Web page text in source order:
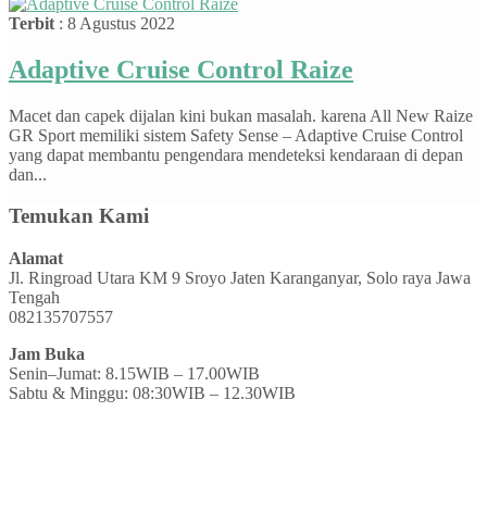
Terbit : 8 Agustus 2022
Adaptive Cruise Control Raize
Macet dan capek dijalan kini bukan masalah. karena All New Raize
GR Sport memiliki sistem Safety Sense – Adaptive Cruise Control
yang dapat membantu pengendara mendeteksi kendaraan di depan
dan...
Temukan Kami
Alamat
Jl. Ringroad Utara KM 9 Sroyo Jaten Karanganyar, Solo raya Jawa
Tengah
082135707557
Jam Buka
Senin–Jumat: 8.15WIB – 17.00WIB
Sabtu & Minggu: 08:30WIB – 12.30WIB